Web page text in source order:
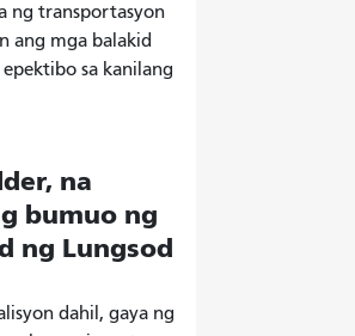
ng transportasyon
ang mga balakid
sa kanilang
na
bumuo ng
ng Lungsod
dahil, gaya ng